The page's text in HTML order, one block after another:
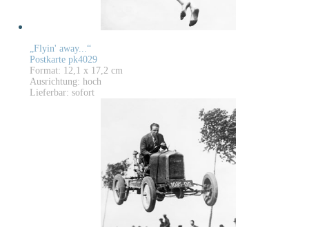
„Flyin' away...“
Postkarte pk4029
Format: 12,1 x 17,2 cm
Ausrichtung: hoch
Lieferbar: sofort